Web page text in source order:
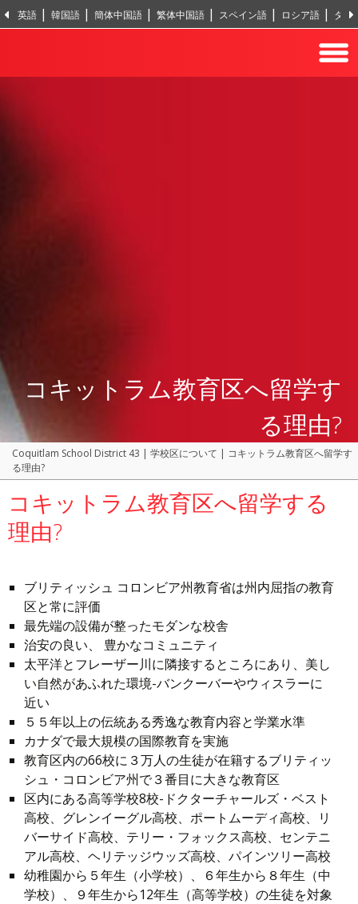
英語 韓国語 簡体中国語 繁体中国語 スペイン語 ロシア語 タイ
コキットラム教育区へ留学す
る理由?
Coquitlam School District 43 | 学校区について | コキットラム教育区へ留学す
る理由?
コキットラム教育区へ留学する
理由?
ブリティッシュ コロンビア州教育省は州内屈指の教育
区と常に評価
最先端の設備が整ったモダンな校舎
治安の良い、 豊かなコミュニティ
太平洋とフレーザー川に隣接するところにあり、美し
い自然があふれた環境-バンクーバーやウィスラーに
近い
５５年以上の伝統ある秀逸な教育内容と学業水準
カナダで最大規模の国際教育を実施
教育区内の66校に３万人の生徒が在籍するブリティッ
シュ・コロンビア州で３番目に大きな教育区
区内にある高等学校8校-ドクターチャールズ・ベスト
高校、グレンイーグル高校、ポートムーディ高校、リ
バーサイド高校、テリー・フォックス高校、センテニ
アル高校、ヘリテッジウッズ高校、パインツリー高校
幼稚園から５年生（小学校）、６年生から８年生（中
学校）、９年生から12年生（高等学校）の生徒を対象